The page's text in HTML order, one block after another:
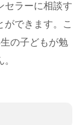
セラーに相談す
ができます。こ
の子どもが勉